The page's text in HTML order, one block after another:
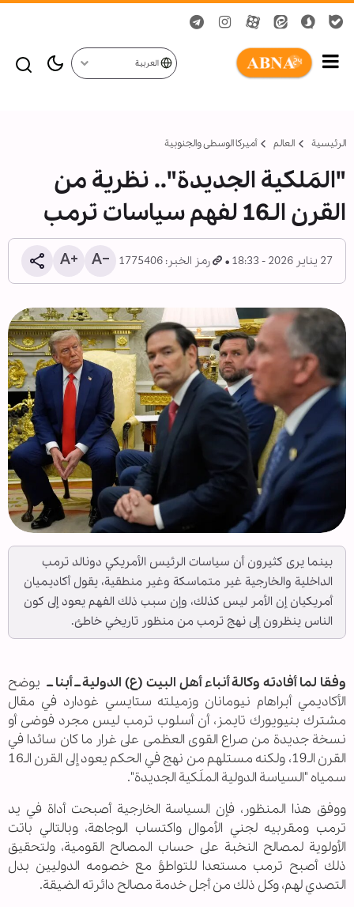
العربية
الرئيسية العالم أميركا الوسطى والجنوبية
"المَلكية الجديدة".. نظرية من
القرن الـ16 لفهم سياسات ترمب
27 يناير 2026 - 18:33 رمز الخبر: 1775406
بينما يرى كثيرون أن سياسات الرئيس الأمريكي دونالد ترمب
الداخلية والخارجية غير متماسكة وغير منطقية، يقول أكاديميان
أمريكيان إن الأمر ليس كذلك، وإن سبب ذلك الفهم يعود إلى كون
الناس ينظرون إلى نهج ترمب من منظور تاريخي خاطئ.
وفقا لما أفادته وكالة أنباء أهل البيت (ع) الدولية ــ أبنا ــ يوضح
الأكاديمي أبراهام نيومانان وزميلته ستايسي غودارد في مقال
مشترك بنيويورك تايمز، أن أسلوب ترمب ليس مجرد فوضى أو
نسخة جديدة من صراع القوى العظمى على غرار ما كان سائدا في
القرن الـ19، ولكنه مستلهم من نهج في الحكم يعود إلى القرن الـ16
سمياه "السياسة الدولية الملَكية الجديدة".
ووفق هذا المنظور، فإن السياسة الخارجية أصبحت أداة في يد
ترمب ومقربيه لجني الأموال واكتساب الوجاهة، وبالتالي باتت
الأولوية لمصالح النخبة على حساب المصالح القومية، ولتحقيق
ذلك أصبح ترمب مستعدا للتواطؤ مع خصومه الدوليين بدل
التصدي لهم، وكل ذلك من أجل خدمة مصالح دائرته الضيقة.